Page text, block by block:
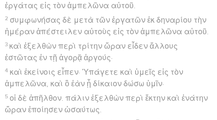
ἐργάτας εἰς τὸν ἀμπελῶνα αὐτοῦ.
2 συμφωνήσας δὲ μετὰ τῶν ἐργατῶν ἐκ δηναρίου τὴν
ἡμέραν ἀπέστειλεν αὐτοὺς εἰς τὸν ἀμπελῶνα αὐτοῦ.
3 καὶ ἐξελθὼν περὶ τρίτην ὥραν εἶδεν ἄλλους
ἑστῶτας ἐν τῇ ἀγορᾷ ἀργούς·
4 καὶ ἐκείνοις εἶπεν· Ὑπάγετε καὶ ὑμεῖς εἰς τὸν
ἀμπελῶνα, καὶ ὃ ἐὰν ᾖ δίκαιον δώσω ὑμῖν·
5 οἱ δὲ ἀπῆλθον. πάλιν ἐξελθὼν περὶ ἕκτην καὶ ἐνάτην
ὥραν ἐποίησεν ὡσαύτως.